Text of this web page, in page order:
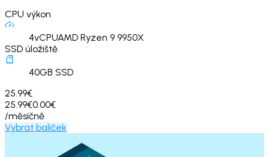
CPU výkon
4vCPUAMD Ryzen 9 9950X
SSD úložiště
40GB SSD
25.99€
25.99€0.00€
/měsíčně
Vybrat balíček